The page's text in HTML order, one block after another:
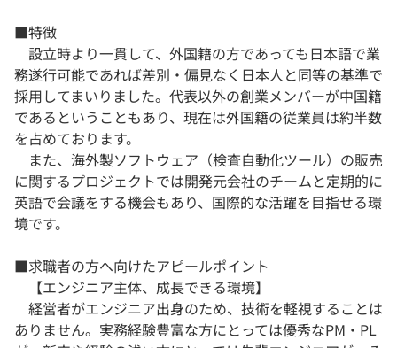
■特徴
設立時より一貫して、外国籍の方であっても日本語で業
務遂行可能であれば差別・偏見なく日本人と同等の基準で
採用してまいりました。代表以外の創業メンバーが中国籍
であるということもあり、現在は外国籍の従業員は約半数
を占めております。
また、海外製ソフトウェア（検査自動化ツール）の販売
に関するプロジェクトでは開発元会社のチームと定期的に
英語で会議をする機会もあり、国際的な活躍を目指せる環
境です。
■求職者の方へ向けたアピールポイント
【エンジニア主体、成長できる環境】
経営者がエンジニア出身のため、技術を軽視することは
ありません。実務経験豊富な方にとっては優秀なPM・PL